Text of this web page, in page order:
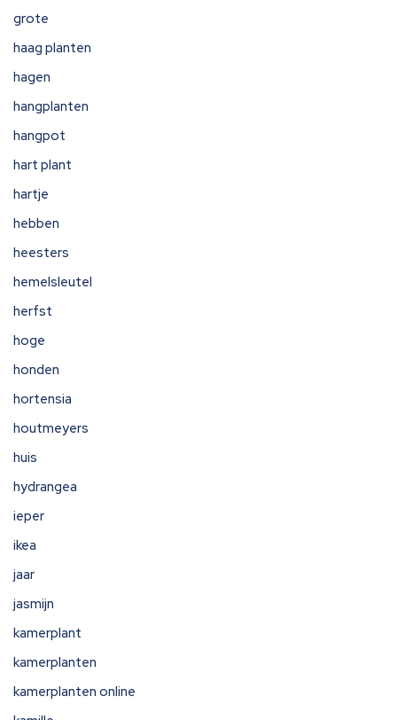
grote
haag planten
hagen
hangplanten
hangpot
hart plant
hartje
hebben
heesters
hemelsleutel
herfst
hoge
honden
hortensia
houtmeyers
huis
hydrangea
ieper
ikea
jaar
jasmijn
kamerplant
kamerplanten
kamerplanten online